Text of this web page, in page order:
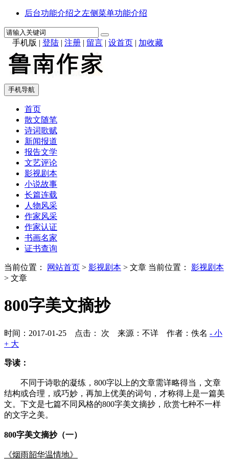
后台功能介绍之左侧菜单功能介绍
手机版 | 登陆 | 注册 | 留言 | 设首页 | 加收藏
手机导航
首页
散文随笔
诗词歌赋
新闻报道
报告文学
文艺评论
影视剧本
小说故事
长篇连载
人物风采
作家风采
作家认证
书画名家
证书查询
当前位置： 网站首页 > 影视剧本 > 文章 当前位置： 影视剧本
> 文章
800字美文摘抄
时间：2017-01-25 点击： 次 来源：不详 作者：佚名 - 小
+ 大
导读：
不同于诗歌的凝练，800字以上的文章需详略得当，文章
结构或合理，或巧妙，再加上优美的词句，才称得上是一篇美
文。下文是七篇不同风格的800字美文摘抄，欣赏七种不一样
的文字之美。
800字美文摘抄（一）
《烟雨韶华温情地》